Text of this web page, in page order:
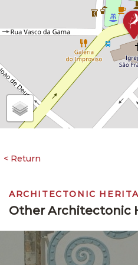
ARCHITECTONIC
Other Architectonic